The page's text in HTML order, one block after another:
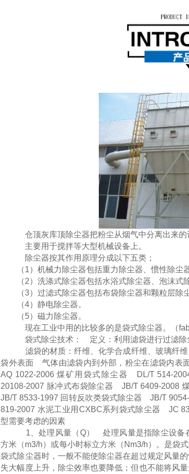
仓顶灰库顶除尘器把粉尘从烟气中分离出来的
主要用于搅拌等大型机械设备上。
除尘器按其作用原理分成以下五类；
（1）机械力除尘器包括重力除尘器、惯性除
（2）洗涤式除尘器包括水浴式除尘器、泡沫
（3）过滤式除尘器包括布袋除尘器和颗粒层
（4）静电除尘器。
（5）磁力除尘器。
现在工业中用的比较多的是袋式除尘器。（
袋式除尘技术： 定义：利用滤袋进行过滤除
滤袋的材质：纤维、化学合成纤维、玻璃纤
袋外表面 气体由滤袋内到外部，粉尘在滤袋内
AQ 1022-2006 煤矿用袋式除尘器 DL/T 514-
20108-2007 脉冲式布袋除尘器 JB/T 6409-2008
JB/T 8533-1997 回转反吹类袋式除尘器 JB/T
819-2007 水泥工业用CXBC系列袋式除尘器 JC
型需要考虑的因素
1、处理风量（Q） 处理风量是指除尘设备
方米（m3/h）或每小时标立方米（Nm3/h）。是袋
袋式除尘器时，一般不能使除尘器在超过规定风量
失大幅度上升，除尘效率也要降低；但也不能将风